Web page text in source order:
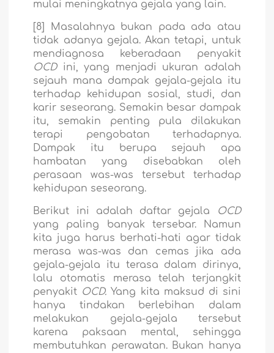
mulai meningkatnya gejala yang lain.
[8] Masalahnya bukan pada ada atau
tidak adanya gejala. Akan tetapi, untuk
mendiagnosa keberadaan penyakit
OCDini, yang menjadi ukuran adalah
sejauh mana dampak gejala-gejala itu
terhadap kehidupan sosial, studi, dan
karir seseorang. Semakin besar dampak
itu, semakin penting pula dilakukan
terapi pengobatan terhadapnya.
Dampak itu berupa sejauh apa
hambatan yang disebabkan oleh
perasaan was-was tersebut terhadap
kehidupan seseorang.
Berikut ini adalah daftar gejala
OCD
yang paling banyak tersebar. Namun
kita juga harus berhati-hati agar tidak
merasa was-was dan cemas jika ada
gejala-gejala itu terasa dalam dirinya,
lalu otomatis merasa telah terjangkit
penyakit OCD. Yang kita maksud di sini
hanya tindakan berlebihan dalam
melakukan gejala-gejala tersebut
karena paksaan mental, sehingga
membutuhkan perawatan. Bukan hanya